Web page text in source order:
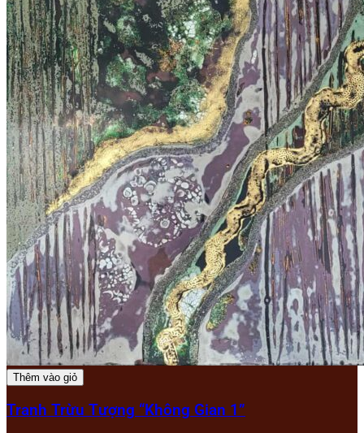
Thêm vào giỏ
Tranh Trừu Tượng “Không Gian 1”